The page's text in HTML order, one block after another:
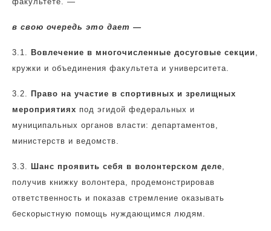
в свою очередь это дает —
3.1. Вовлечение в многочисленные досуговые секции ,
кружки и объединения факультета и университета.
3.2. Право на участие в спортивных и зрелищных
мероприятиях под эгидой федеральных и
муниципальных органов власти: департаментов,
министерств и ведомств.
3.3. Шанс проявить себя в волонтерском деле,
получив книжку волонтера, продемонстрировав
ответственность и показав стремление оказывать
бескорыстную помощь нуждающимся людям.